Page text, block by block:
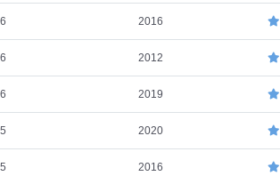
2016
2012
2019
2020
2016